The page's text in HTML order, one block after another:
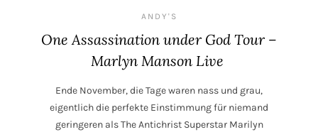
ANDY'S
One Assassination under God Tour –
Marlyn Manson Live
Ende November, die Tage waren nass und grau,
eigentlich die perfekte Einstimmung für niemand
geringeren als The Antichrist Superstar Marilyn